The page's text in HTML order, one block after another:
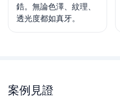
鋯。無論色澤、紋理、
透光度都如真牙。
案例見證